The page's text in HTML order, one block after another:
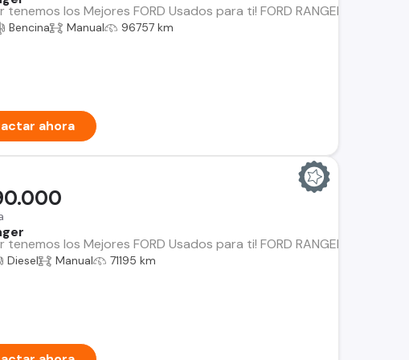
tenemos los Mejores FORD Usados para ti! FORD RANGER 2.5 LT
Bencina Manual 96757 km
ahora
tenemos los Mejores FORD Usados para ti! FORD RANGER 3.2 Año:
Diesel Manual 71195 km